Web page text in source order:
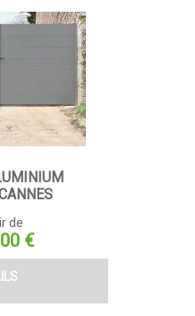
3000 €
de
€